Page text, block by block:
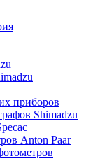
приборов
Shimadzu
Anton Paar